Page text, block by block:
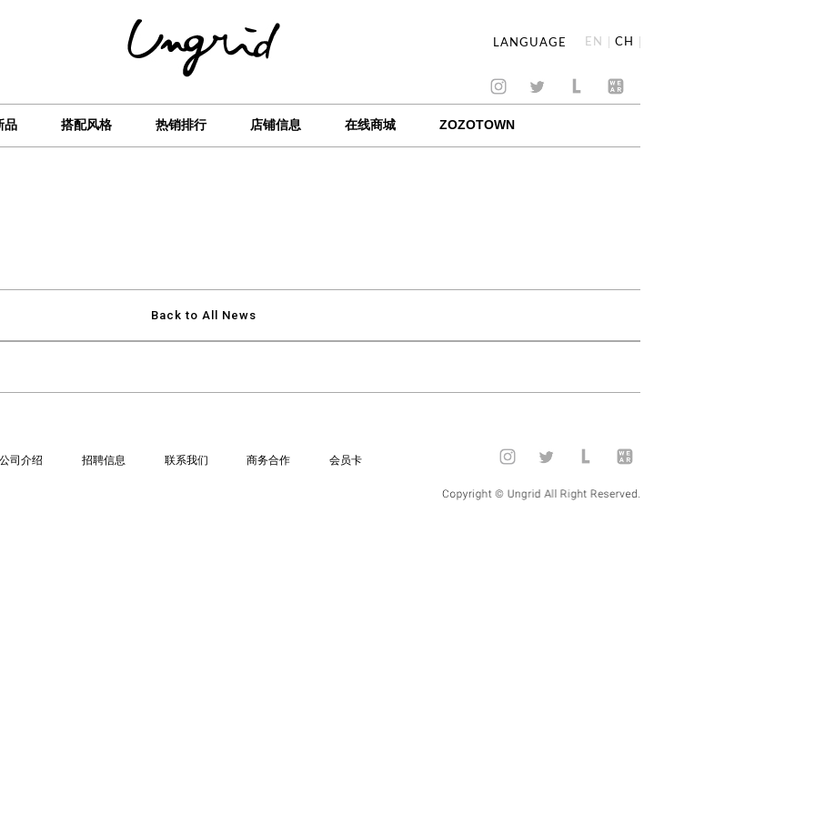
LANGUAGE EN CH
品 搭配风格 热销排行 店铺信息 在线商城 ZOZOTOWN
Back to All News
公司介绍 招聘信息 联系我们 商务合作 会员卡